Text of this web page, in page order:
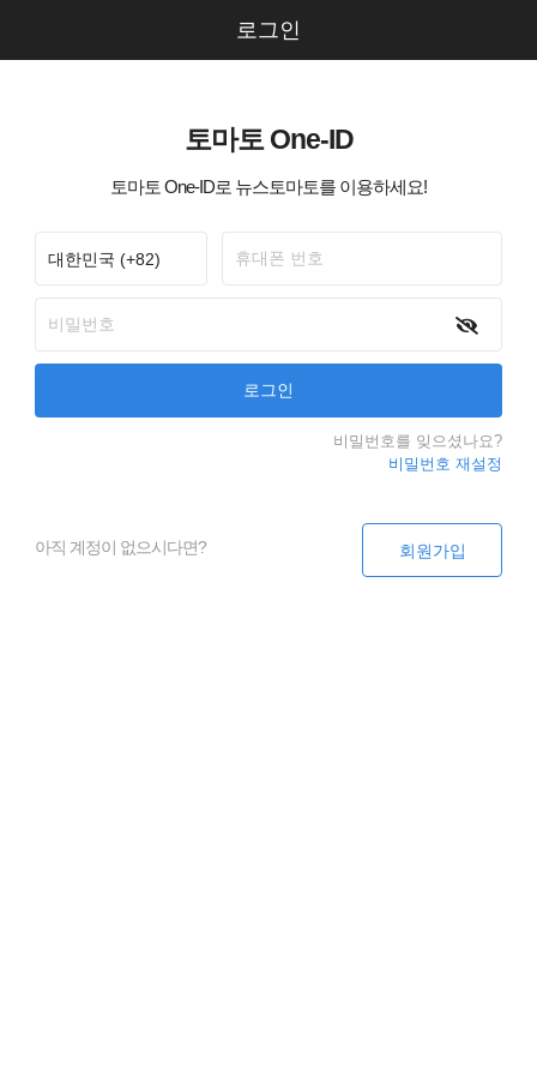
로그인
토마토 One-ID
토마토 One-ID로 뉴스토마토를 이용하세요!
비밀번호를 잊으셨나요?
비밀번호 재설정
아직 계정이 없으시다면?